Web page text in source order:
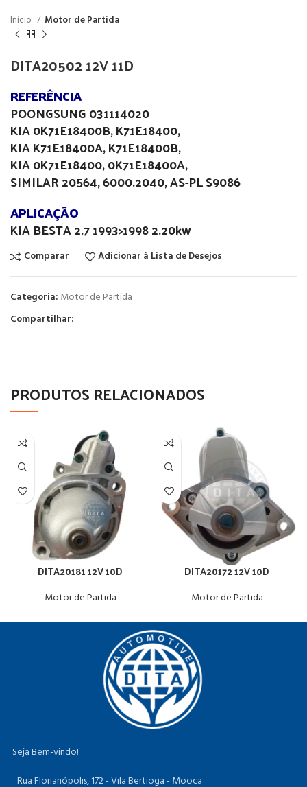
Início Motor de Partida
DITA20502 12V 11D
REFERÊNCIA
POONGSUNG 031114020
KIA 0K71E18400B, K71E18400,
KIA K71E18400A, K71E18400B,
KIA 0K71E18400, 0K71E18400A,
SIMILAR 20564, 6000.2040, AS-PL S9086
APLICAÇÃO
KIA BESTA 2.7 1993>1998 2.20kw
Comparar Adicionar à Lista de Desejos
Categoria: Motor de Partida
Compartilhar:
PRODUTOS RELACIONADOS
DITA20181 12V 10D
Motor de Partida
DITA20172 12V 10D
Motor de Partida
Seja Bem-vindo!
Rua Florianópolis, 172 - Vila Bertioga - Mooca